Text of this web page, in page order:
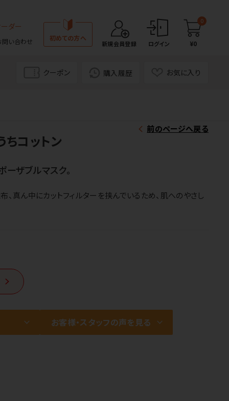
ダー
問い合わせ 初めての方へ
新規会員登録 ログイン
0
¥0
クーポン 購入履歴 お気に入り
前のページへ戻る
コットン
ザブルマスク。
真ん中にカットフィルターを挟んでいるため、肌へのやさし
お客様・スタッフの声を見る